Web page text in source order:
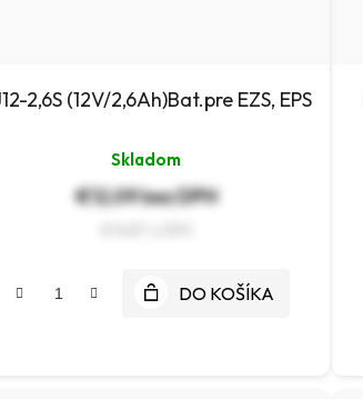
2,6S (12V/2,6Ah)Bat.pre EZS, EPS
Skladom
€12,09 bez DPH
DO KOŠÍKA